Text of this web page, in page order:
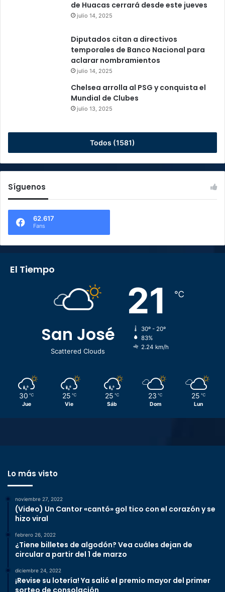
de Huacas cerrará desde este jueves
julio 14, 2025
Diputados citan a directivos
temporales de Banco Nacional para
aclarar nombramientos
julio 14, 2025
Chelsea arrolla al PSG y conquista el
Mundial de Clubes
julio 13, 2025
Todos (1581)
Síguenos
62.617
Fans
El Tiempo
San José
Scattered Clouds
21 ℃
30º - 20º
83%
2.24 km/h
30 ℃
Jue
25 ℃
Vie
25 ℃
Sáb
23 ℃
Dom
25 ℃
Lun
Lo más visto
noviembre 27, 2022
(Video) Un Cantor «cantó» gol tico con el corazón y se
hizo viral
febrero 26, 2022
¿Tiene billetes de algodón? Vea cuáles dejan de
circular a partir del 1 de marzo
diciembre 24, 2022
¡Revise su lotería! Ya salió el premio mayor del primer